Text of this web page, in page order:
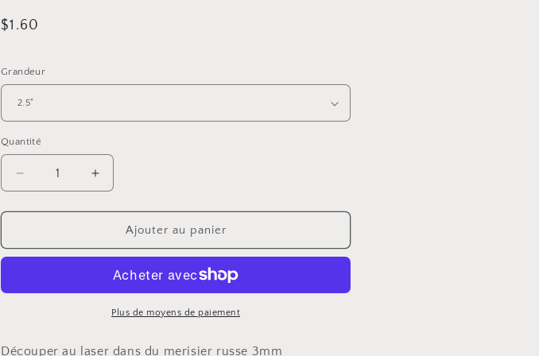
Prix
$1.60
Grandeur
Quantité
Réduire
la
quantité
Libellule
russe
Augmenter
la
quantité
Libellule
merisier
russe
3mm
Ajouter au panier
Plus de moyens de paiement
Découper au laser dans du merisier russe 3mm